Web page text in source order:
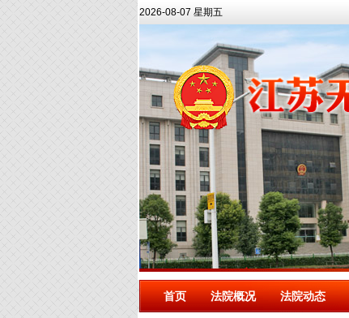
2026-08-07 星期五
首页 法院概况 法院动态